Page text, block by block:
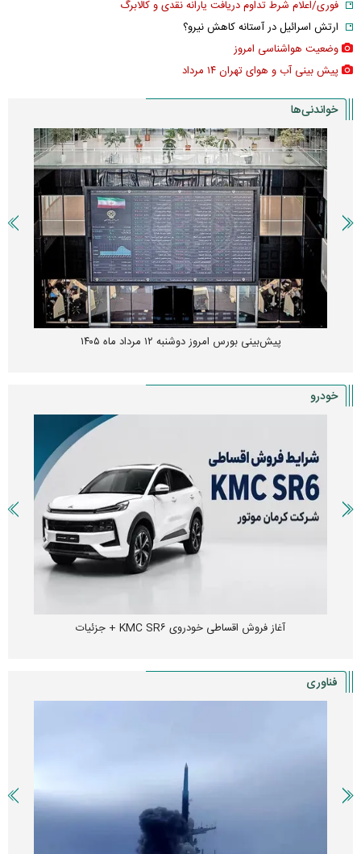
فوری/اعلام شرط تداوم دریافت یارانه نقدی و کالابرگ
ارتش اسرائیل در آستانه کاهش نیرو؟
وضعیت هواشناسی امروز
پیش بینی آب و هوای تهران ۱۴ مرداد
خواندنی‌ها
پیش‌بینی بورس امروز دوشنبه ۱۲ مرداد ماه ۱۴۰۵
خودرو
آغاز فروش اقساطی خودروی KMC SR۶ + جزئیات
فناوری